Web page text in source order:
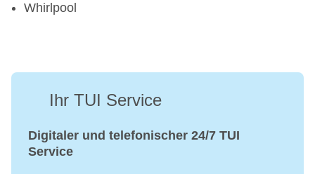
Whirlpool
Ihr TUI Service
Digitaler und telefonischer 24/7 TUI
Service